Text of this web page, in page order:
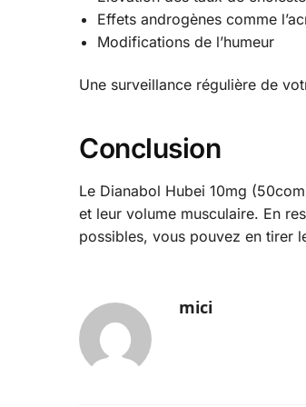
Effets androgènes comme
Modifications de l’humeur
Une surveillance régulière de
Conclusion
Le Dianabol Hubei 10mg
et leur volume musculaire. En
possibles, vous pouvez en tirer
mici